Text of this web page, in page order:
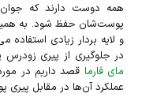
همه دوست دارند که جوان
پوست‌شان حفظ شود. به
و لایه بردار زیادی
در جلوگیری از پیری
مای فارما قصد داریم در
عملکرد آن‌ها در مقابل